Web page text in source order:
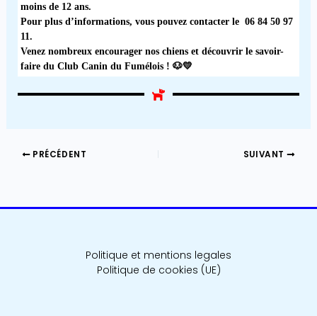
moins de 12 ans.
Pour plus d’informations, vous pouvez contacter le 06 84 50 97
11.
Venez nombreux encourager nos chiens et découvrir le savoir-
faire du Club Canin du Fumélois ! 🐶💛
PRÉCÉDENT SUIVANT
Politique et mentions legales
Politique de cookies (UE)